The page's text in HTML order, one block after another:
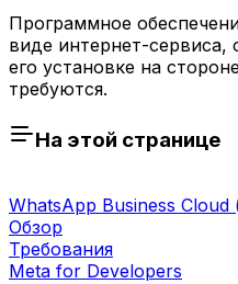
Программное
виде интернет-сервиса,
его установке на
требуются.
На этой странице
WhatsApp Business Cloud
Обзор
Требования
Meta for Developers